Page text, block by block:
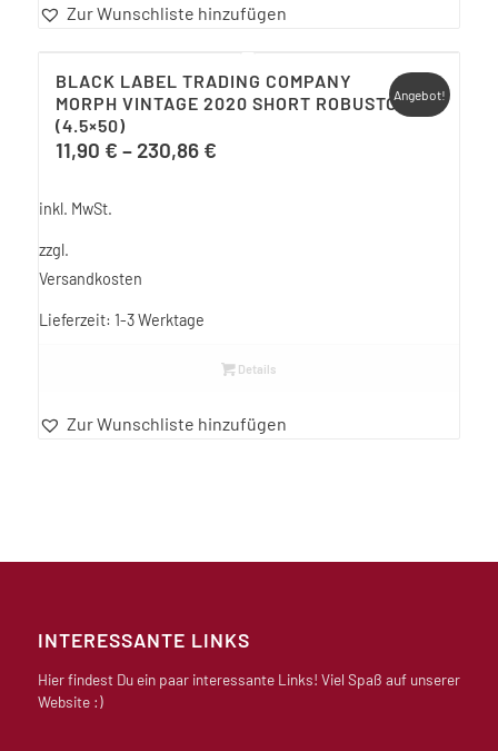
Zur Wunschliste hinzufügen
BLACK LABEL TRADING COMPANY
MORPH VINTAGE 2020 SHORT ROBUSTO
(4.5×50)
11,90 € – 230,86 €
Angebot!
inkl. MwSt.
zzgl.
Versandkosten
Lieferzeit: 1-3 Werktage
Details
Zur Wunschliste hinzufügen
INTERESSANTE LINKS
Hier findest Du ein paar interessante Links! Viel Spaß auf unserer
Website :)